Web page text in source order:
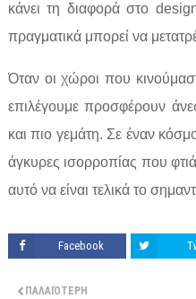
κάνει τη διαφορά στο
πραγματικά μπορεί να
Όταν οι χώροι που
επιλέγουμε προσφέρουν
και πιο γεμάτη. Σε έναν
άγκυρες ισορροπίας που
αυτό να είναι τελικά το
Facebook
ΠΑΛΑΙΌΤΕΡΗ